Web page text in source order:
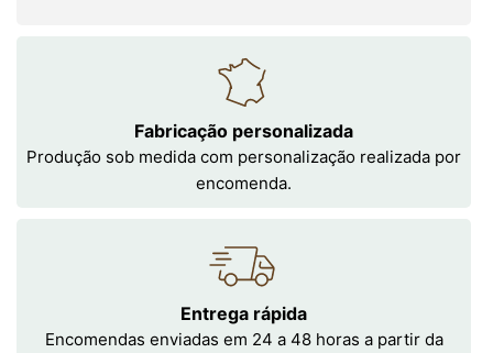
Fabricação personalizada
Produção sob medida com personalização realizada por
encomenda.
Entrega rápida
Encomendas enviadas em 24 a 48 horas a partir da